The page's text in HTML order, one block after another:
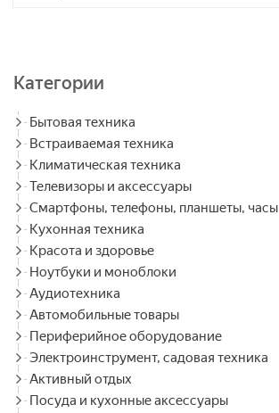
Категории
Бытовая техника
Встраиваемая техника
Климатическая техника
Телевизоры и аксессуары
Смартфоны, телефоны, планшеты, часы
Кухонная техника
Красота и здоровье
Ноутбуки и моноблоки
Аудиотехника
Автомобильные товары
Периферийное оборудование
Электроинструмент, садовая техника
Активный отдых
Посуда и кухонные аксессуары